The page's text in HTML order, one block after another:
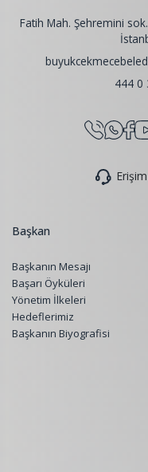
Fatih Mah. Şehremini
444 0
Başkan
Başkanın Mesajı
Başarı Öyküleri
Yönetim İlkeleri
Hedeflerimiz
Başkanın Biyografisi